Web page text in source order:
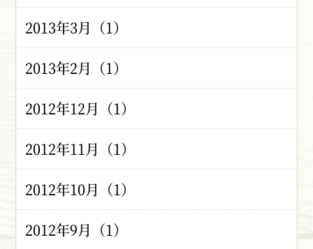
2013年3月（1）
2013年2月（1）
2012年12月（1）
2012年11月（1）
2012年10月（1）
2012年9月（1）